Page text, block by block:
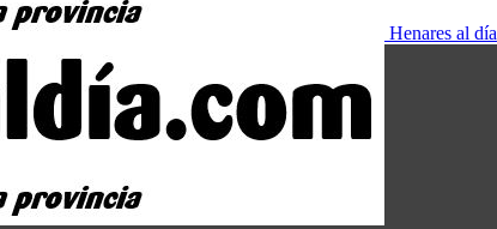
Henares al día